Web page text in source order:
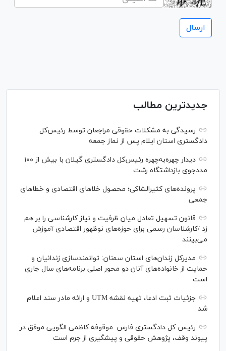
جدیدترین مطالب
رسیدگی به مشکلات حقوقی مراجعان توسط رئیس‌کل
دادگستری استان ایلام پس از نماز جمعه
دیدار چهره‌به‌چهره رئیس‌کل دادگستری گیلان با بیش از ۱۰۰
مددجوی بازداشتگاه رشت
پرونده‌های کثیرالشاکی؛ محصول خلا‌های اقتصادی و خطا‌های
جمعی
قانون تسهیل تعادل میان ظرفیت و نیاز کارشناسی را بر هم
زد /کارشناسان رسمی برای حوزه‌های نوظهور اقتصادی آموزش
می‌بینند
مدیرکل زندان‌های استان سمنان: توانمندسازی زندانیان و
حمایت از خانواده‌های آنان دو محور اصلی برنامه‌های سال جاری
است
جزئیات ثبت ادعا، تهیه نقشه UTM و ارائه مادر سند اعلام
شد
رئیس کل دادگستری فارس: موقوفه کاظمی الگویی موفق در
پیوند وقف، پژوهش حقوقی و پیشگیری از جرم است